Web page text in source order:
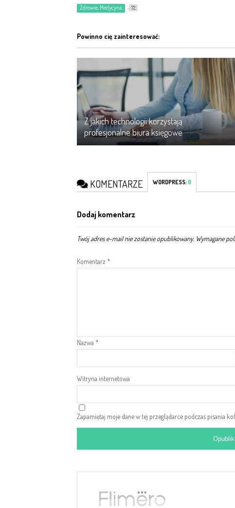
Zdrowie, Medycyna 72
Powinno cię zainteresować:
Z jakich technologii korzystają
profesjonalne biura księgowe
KOMENTARZE WORDPRESS: 0
Dodaj komentarz
Twój adres e-mail nie zostanie opublikowany. Wymagane
Komentarz *
Nazwa *
Witryna internetowa
Zapamiętaj moje dane w tej przeglądarce podczas pisania